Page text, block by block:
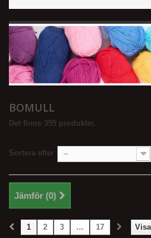
BOMULL
Det finns 355 produkter.
Sortera efter --
Jämför (0)
1 2 3 ... 17